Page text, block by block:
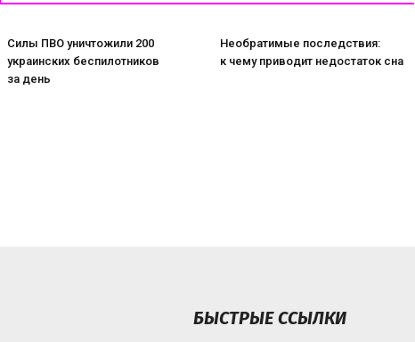
Силы ПВО уничтожили 200
украинских беспилотников
за день
Необратимые последствия:
к чему приводит недостаток сна
БЫСТРЫЕ ССЫЛКИ